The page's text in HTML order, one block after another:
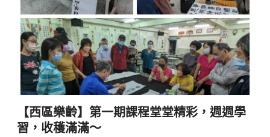
【西區樂齡】第一期課程堂堂精彩，週週學
習，收穫滿滿〜